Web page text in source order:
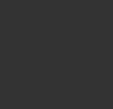
Skin Aha + Enzyme Exfoliating